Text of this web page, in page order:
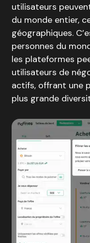
utilisateurs
du monde entier,
géographiques.
personnes du
les plateformes
utilisateurs de
actifs, offrant une
plus grande